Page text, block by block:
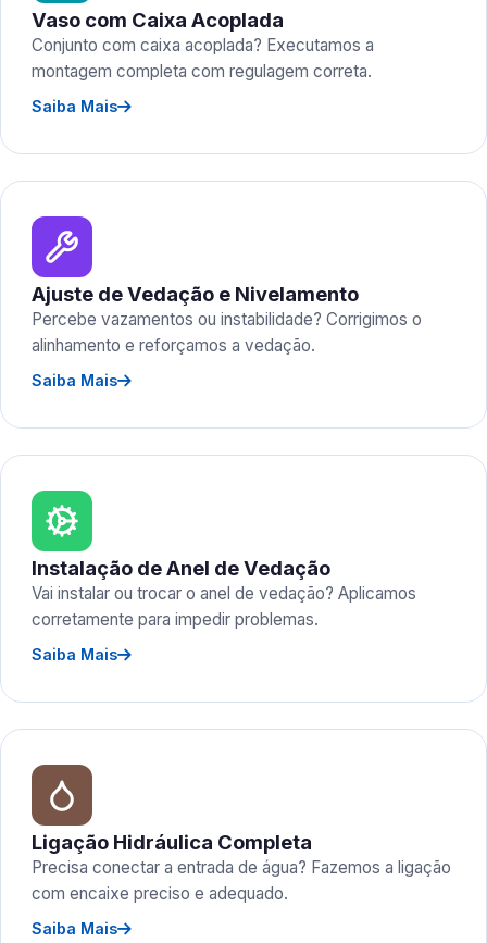
Vaso com Caixa Acoplada
Conjunto com caixa acoplada? Executamos a
montagem completa com regulagem correta.
Saiba Mais
Ajuste de Vedação e Nivelamento
Percebe vazamentos ou instabilidade? Corrigimos o
alinhamento e reforçamos a vedação.
Saiba Mais
Instalação de Anel de Vedação
Vai instalar ou trocar o anel de vedação? Aplicamos
corretamente para impedir problemas.
Saiba Mais
Ligação Hidráulica Completa
Precisa conectar a entrada de água? Fazemos a ligação
com encaixe preciso e adequado.
Saiba Mais